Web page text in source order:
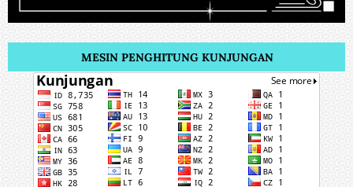
MESIN PENGHITUNG KUNJUNGAN